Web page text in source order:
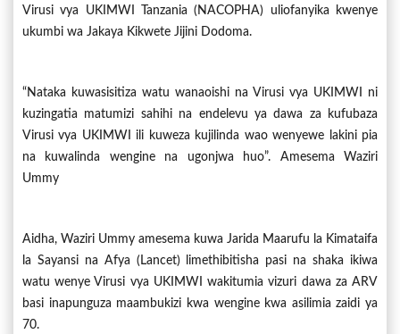
Virusi vya UKIMWI Tanzania (NACOPHA) uliofanyika kwenye
ukumbi wa Jakaya Kikwete Jijini Dodoma.
“Nataka kuwasisitiza watu wanaoishi na Virusi vya UKIMWI ni
kuzingatia matumizi sahihi na endelevu ya dawa za kufubaza
Virusi vya UKIMWI ili kuweza kujilinda wao wenyewe lakini pia
na kuwalinda wengine na ugonjwa huo”. Amesema Waziri
Ummy
Aidha, Waziri Ummy amesema kuwa Jarida Maarufu la Kimataifa
la Sayansi na Afya (Lancet) limethibitisha pasi na shaka ikiwa
watu wenye Virusi vya UKIMWI wakitumia vizuri dawa za ARV
basi inapunguza maambukizi kwa wengine kwa asilimia zaidi ya
70.